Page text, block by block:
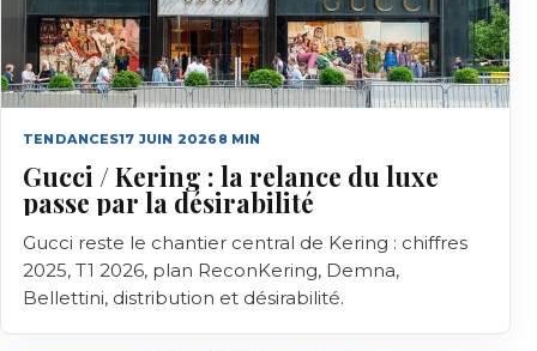
TENDANCES17 JUIN 2026 8 MIN
Gucci / Kering : la relance du luxe
passe par la désirabilité
Gucci reste le chantier central de Kering : chiffres
2025, T1 2026, plan ReconKering, Demna,
Bellettini, distribution et désirabilité.